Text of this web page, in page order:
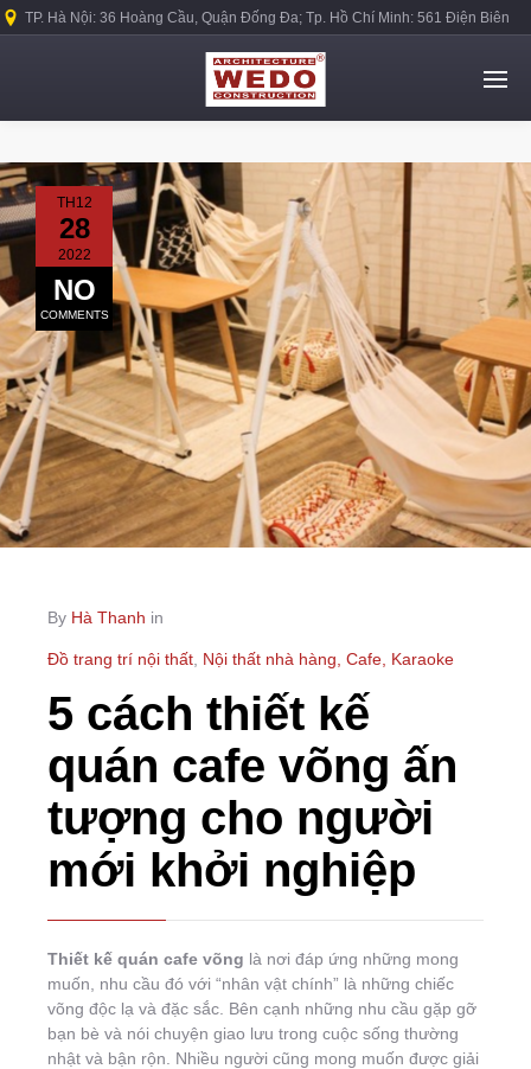
TP. Hà Nội: 36 Hoàng Cầu, Quận Đống Đa; Tp. Hồ Chí Minh: 561 Điện Biên
TH12
28
2022
NO
COMMENTS
By Hà Thanh in
Đồ trang trí nội thất Nội thất nhà hàng, Cafe, Karaoke
5 cách thiết kế
quán cafe võng ấn
tượng cho người
mới khởi nghiệp
Thiết kế quán cafe võng là nơi đáp ứng những mong
muốn, nhu cầu đó với “nhân vật chính” là những chiếc
võng độc lạ và đặc sắc. Bên cạnh những nhu cầu gặp gỡ
bạn bè và nói chuyện giao lưu trong cuộc sống thường
nhật và bận rộn. Nhiều người cũng mong muốn được giải